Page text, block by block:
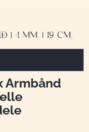
| 4 MM. | 19 CM.
Armbånd